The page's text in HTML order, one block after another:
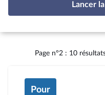
Lancer
Page n°2 : 10
Pour